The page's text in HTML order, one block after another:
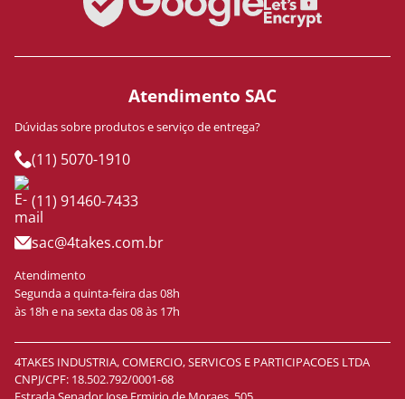
Atendimento SAC
Dúvidas sobre produtos e serviço de entrega?
(11) 5070-1910
(11) 91460-7433
sac@4takes.com.br
Atendimento
Segunda a quinta-feira das 08h
às 18h e na sexta das 08 às 17h
4TAKES INDUSTRIA, COMERCIO, SERVICOS E PARTICIPACOES LTDA
CNPJ/CPF: 18.502.792/0001-68